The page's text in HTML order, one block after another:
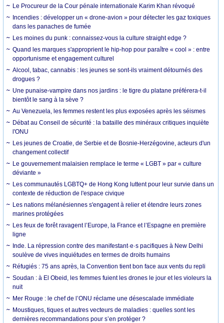
Le Procureur de la Cour pénale internationale Karim Khan révoqué
Incendies : développer un « drone-avion » pour détecter les gaz toxiques
dans les panaches de fumée
Les moines du punk : connaissez-vous la culture straight edge ?
Quand les marques s'approprient le hip-hop pour paraître « cool » : entre
opportunisme et engagement culturel
Alcool, tabac, cannabis : les jeunes se sont-ils vraiment détournés des
drogues ?
Une punaise-vampire dans nos jardins : le tigre du platane préférera-t-il
bientôt le sang à la sève ?
Au Venezuela, les femmes restent les plus exposées après les séismes
Débat au Conseil de sécurité : la bataille des minéraux critiques inquiète
l'ONU
Les jeunes de Croatie, de Serbie et de Bosnie-Herzégovine, acteurs d'un
changement collectif
Le gouvernement malaisien remplace le terme « LGBT » par « culture
déviante »
Les communautés LGBTQ+ de Hong Kong luttent pour leur survie dans un
contexte de réduction de l'espace civique
Les nations mélanésiennes s'engagent à relier et étendre leurs zones
marines protégées
Les feux de forêt ravagent l’Europe, la France et l’Espagne en première
ligne
Inde. La répression contre des manifestant·e·s pacifiques à New Delhi
soulève de vives inquiétudes en termes de droits humains
Réfugiés : 75 ans après, la Convention tient bon face aux vents du repli
Soudan : à El Obeid, les femmes fuient les drones le jour et les violeurs la
nuit
Mer Rouge : le chef de l’ONU réclame une désescalade immédiate
Moustiques, tiques et autres vecteurs de maladies : quelles sont les
dernières recommandations pour s’en protéger ?